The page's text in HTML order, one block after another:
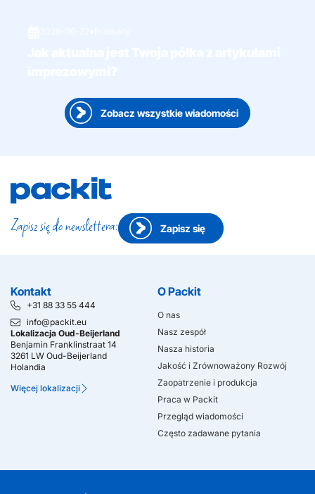
Zobacz wszystkie wiadomości
Zapisz się do newslettera: Zapisz się
Kontakt
+31 88 33 55 444
info@packit.eu
Lokalizacja Oud-Beijerland
Benjamin Franklinstraat 14
3261 LW Oud-Beijerland
Holandia
Więcej lokalizacji
O Packit
O nas
Nasz zespół
Nasza historia
Jakość i Zrównoważony Rozwój
Zaopatrzenie i produkcja
Praca w Packit
Przegląd wiadomości
Często zadawane pytania